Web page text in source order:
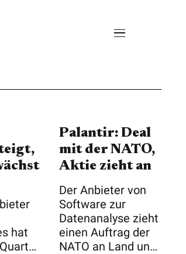
hat
Palantir: Deal
mit der NATO,
Aktie zieht an
Der Anbieter von
Software zur
Datenanalyse zieht
einen Auftrag der
NATO an Land und